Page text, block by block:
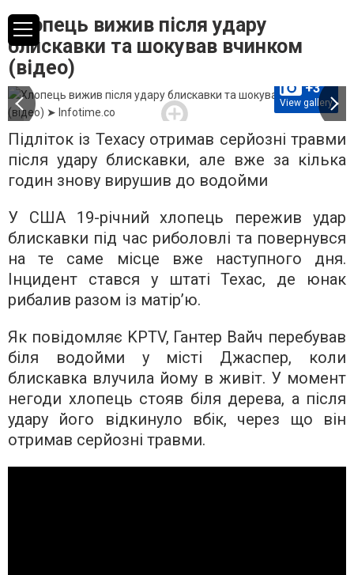
Хлопець вижив після удару
блискавки та шокував вчинком
(відео)
+3
View gallery
Підліток із Техасу отримав серйозні травми
після удару блискавки, але вже за кілька
годин знову вирушив до водойми
У США 19-річний хлопець пережив удар
блискавки під час риболовлі та повернувся
на те саме місце вже наступного дня.
Інцидент стався у штаті Техас, де юнак
рибалив разом із матір’ю.
Як повідомляє KPTV, Гантер Вайч перебував
біля водойми у місті Джаспер, коли
блискавка влучила йому в живіт. У момент
негоди хлопець стояв біля дерева, а після
удару його відкинуло вбік, через що він
отримав серйозні травми.